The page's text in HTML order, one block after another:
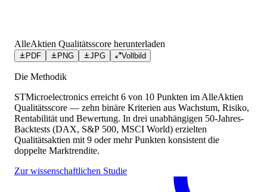
AlleAktien Qualitätsscore herunterladen
PDF PNG JPG Vollbild
Die Methodik
STMicroelectronics erreicht 6 von 10 Punkten im AlleAktien
Qualitätsscore — zehn binäre Kriterien aus Wachstum, Risiko,
Rentabilität und Bewertung. In drei unabhängigen 50-Jahres-
Backtests (DAX, S&P 500, MSCI World) erzielten
Qualitätsaktien mit 9 oder mehr Punkten konsistent die
doppelte Marktrendite.
Zur wissenschaftlichen Studie